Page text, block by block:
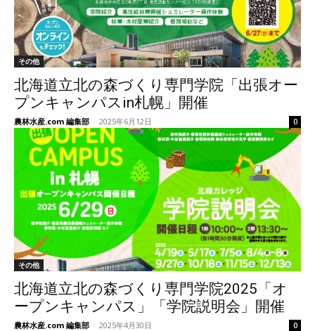
その他
北海道立北の森づくり専門学院「出張オー
プンキャンパスin札幌」開催
農林水産.com 編集部 - 2025年6月12日 0
その他
北海道立北の森づくり専門学院2025「オ
ープンキャンパス」「学院説明会」開催
農林水産.com 編集部 - 2025年4月30日 0